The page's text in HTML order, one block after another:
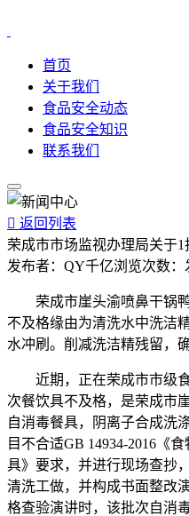
首页
关于我们
食品安全动态
食品安全知识
联系我们
 返回列表
荣成市市场监视办理局关于
发布者： QY千亿浏览次数：
荣成市崖头渝喷鼻干锅鸭
不及格缘由为清洗水中洗洁
水冲刷。削减洗洁精残留，
近期，正在荣成市市级食
次餐饮具不及格，是荣成市
自消毒餐具，阴离子合成洗
目不合适GB 14934-2016《
具》要求，并进行现场查抄
清洗工做，并构成书面整改
格查验演讲时，该批次自消